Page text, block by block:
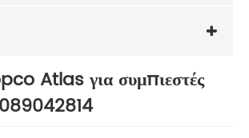
Atlas για συμπιεστές